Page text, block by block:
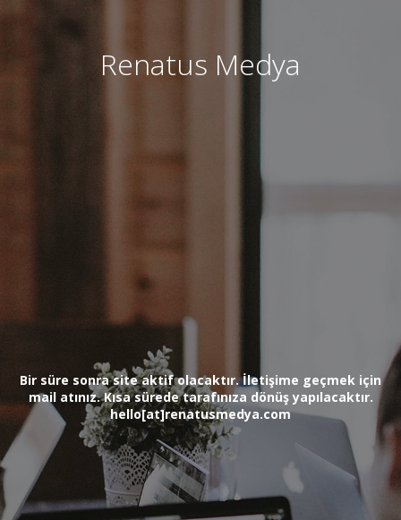
Renatus Medya
Bir süre sonra site aktif olacaktır. İletişime geçmek için
mail atınız. Kısa sürede tarafınıza dönüş yapılacaktır.
hello[at]renatusmedya.com